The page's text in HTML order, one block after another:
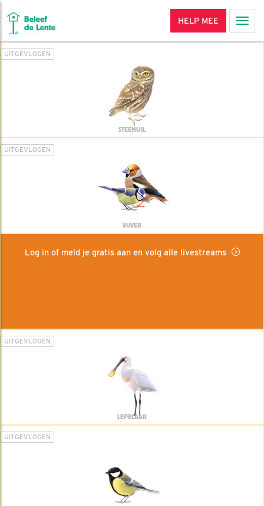
HELP MEE
UITGEVLOGEN
STEENUIL
UITGEVLOGEN
VIJVER
Log in of meld je gratis aan en volg alle livestreams
UITGEVLOGEN
LEPELAAR
UITGEVLOGEN